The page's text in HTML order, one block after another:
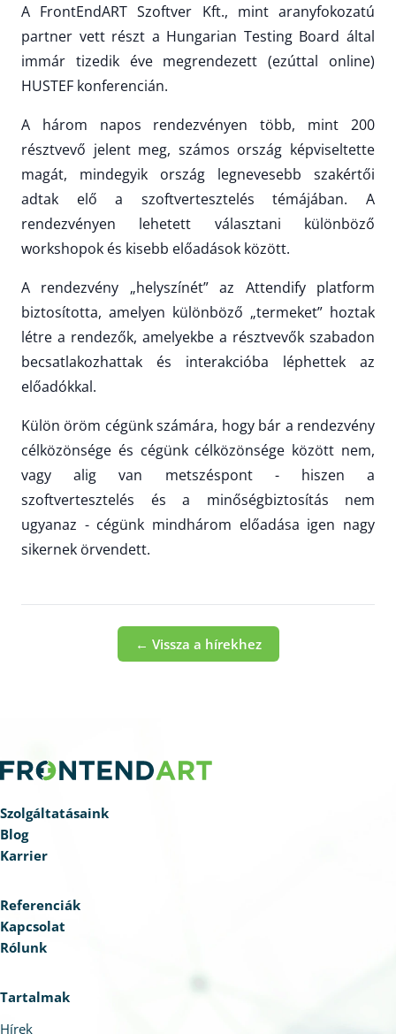
A FrontEndART Szoftver Kft., mint aranyfokozatú
partner vett részt a Hungarian Testing Board által
immár tizedik éve megrendezett (ezúttal online)
HUSTEF konferencián.
A három napos rendezvényen több, mint 200
résztvevő jelent meg, számos ország képviseltette
magát, mindegyik ország legnevesebb szakértői
adtak elő a szoftvertesztelés témájában. A
rendezvényen lehetett választani különböző
workshopok és kisebb előadások között.
A rendezvény „helyszínét” az Attendify platform
biztosította, amelyen különböző „termeket” hoztak
létre a rendezők, amelyekbe a résztvevők szabadon
becsatlakozhattak és interakcióba léphettek az
előadókkal.
Külön öröm cégünk számára, hogy bár a rendezvény
célközönsége és cégünk célközönsége között nem,
vagy alig van metszéspont - hiszen a
szoftvertesztelés és a minőségbiztosítás nem
ugyanaz - cégünk mindhárom előadása igen nagy
sikernek örvendett.
← Vissza a hírekhez
Szolgáltatásaink
Blog
Karrier
Referenciák
Kapcsolat
Rólunk
Tartalmak
Hírek